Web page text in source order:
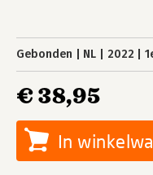
Gebonden NL 2022
€ 38,95
In